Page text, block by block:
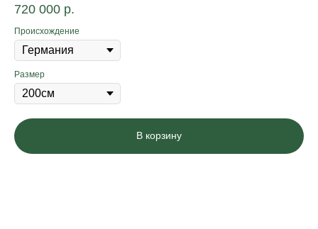
720 000 р.
Происхождение
Размер
В корзину